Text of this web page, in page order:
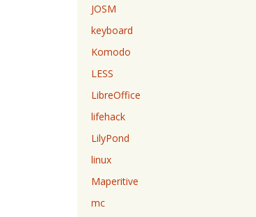
JOSM
keyboard
Komodo
LESS
LibreOffice
lifehack
LilyPond
linux
Maperitive
mc